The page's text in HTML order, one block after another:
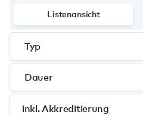
inkl. Akkreditierung
Listenansicht